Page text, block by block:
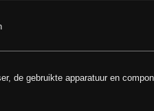
de gebruikte apparatuur en